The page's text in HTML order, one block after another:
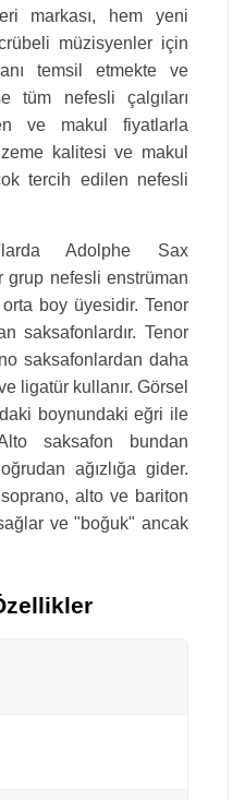
markası, hem yeni
müzisyenler için
temsil etmekte ve
tüm nefesli çalgıları
ve makul fiyatlarla
kalitesi ve makul
tercih edilen nefesli
Adolphe Sax
grup nefesli enstrüman
boy üyesidir. Tenor
saksafonlardır. Tenor
saksafonlardan daha
ligatür kullanır. Görsel
boynundaki eğri ile
saksafon bundan
ağızlığa gider.
alto ve bariton
ve "boğuk" ancak